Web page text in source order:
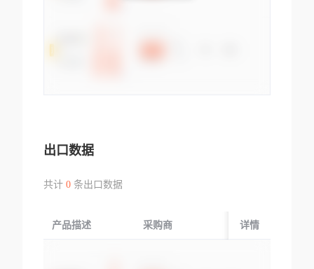
出口数据
共计 0条出口数据
产品描述 采购商 起运国/地区
详情